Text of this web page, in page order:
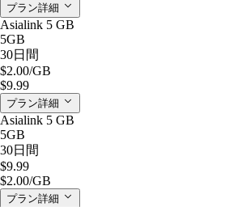
プラン詳細
Asialink 5 GB
5GB
30日間
$2.00/GB
$9.99
プラン詳細
Asialink 5 GB
5GB
30日間
$9.99
$2.00/GB
プラン詳細